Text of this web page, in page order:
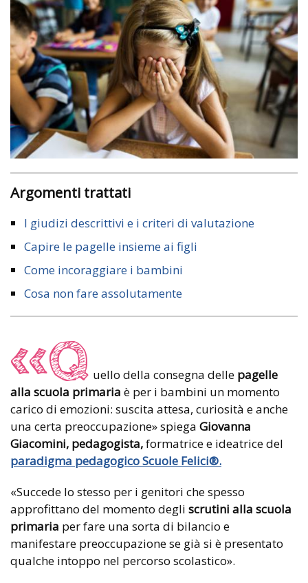
Argomenti trattati
I giudizi descrittivi e i criteri di valutazione
Capire le pagelle insieme ai figli
Come incoraggiare i bambini
Cosa non fare assolutamente
«Q uello della consegna delle pagelle
alla scuola primaria è per i bambini un momento
carico di emozioni: suscita attesa, curiosità e anche
una certa preoccupazione» spiega Giovanna
Giacomini, pedagogista,formatrice e ideatrice del
paradigma pedagogico Scuole Felici®.
«Succede lo stesso per i genitori che spesso
approfittano del momento degli scrutini alla scuola
primaria per fare una sorta di bilancio e
manifestare preoccupazione se già si è presentato
qualche intoppo nel percorso scolastico».